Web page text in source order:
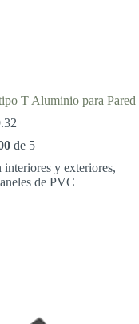
T Aluminio para Pared
Rango
precios:
desde
$81.20
de 5
interiores y exteriores,
de PVC